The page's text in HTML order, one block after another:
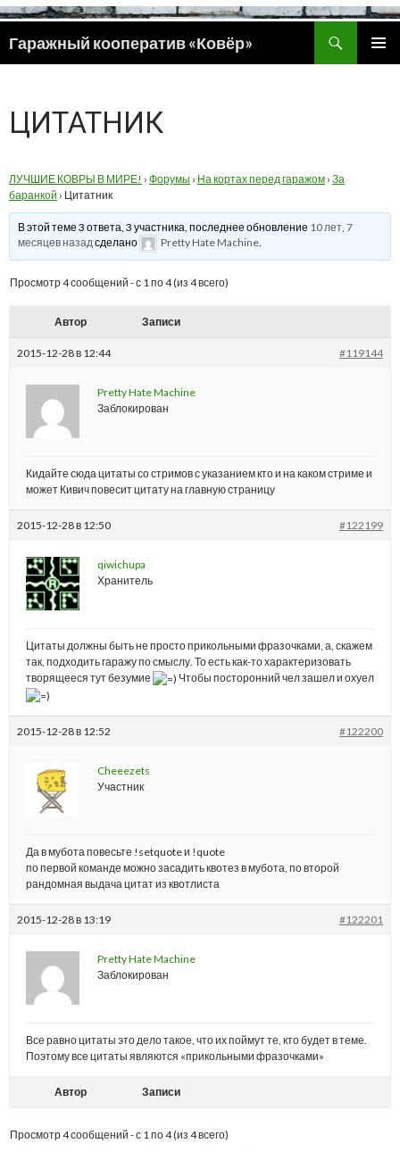
Гаражный кооператив «Ковёр»
ПЕРЕЙТИ
ЦИТАТНИК
ЛУЧШИЕ КОВРЫ В МИРЕ! › Форумы › На кортах перед гаражом › За
баранкой › Цитатник
В этой теме 3 ответа, 3 участника, последнее обновление 10 лет, 7
месяцев назадсделано Pretty Hate Machine.
Просмотр 4 сообщений - с 1 по 4 (из 4 всего)
Автор Записи
2015-12-28 в 12:44 #119144
Pretty Hate Machine
Заблокирован
Кидайте сюда цитаты со стримов с указанием кто и на каком стриме и
может Кивич повесит цитату на главную страницу
2015-12-28 в 12:50 #122199
qiwichupa
Хранитель
Цитаты должны быть не просто прикольными фразочками, а, скажем
так, подходить гаражу по смыслу. То есть как-то характеризовать
творящееся тут безумие
Чтобы посторонний чел зашел и охуел
2015-12-28 в 12:52 #122200
Cheeezets
Участник
Да в мубота повесьте !setquote и !quote
по первой команде можно засадить квотез в мубота, по второй
рандомная выдача цитат из квотлиста
2015-12-28 в 13:19 #122201
Pretty Hate Machine
Заблокирован
Все равно цитаты это дело такое, что их поймут те, кто будет в теме.
Поэтому все цитаты являются «прикольными фразочками»
Автор Записи
Просмотр 4 сообщений - с 1 по 4 (из 4 всего)